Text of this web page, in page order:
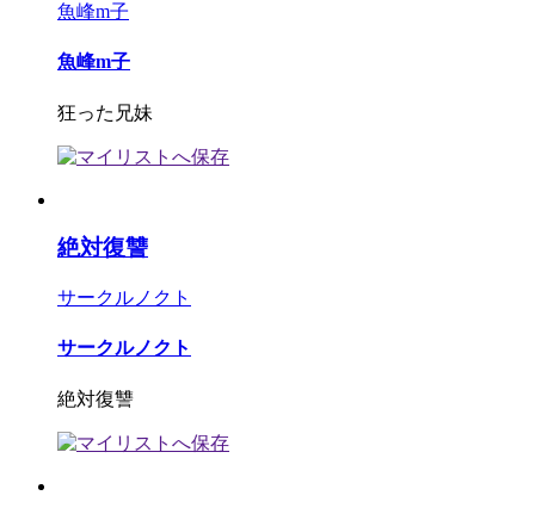
魚峰m子
魚峰m子
狂った兄妹
絶対復讐
サークルノクト
サークルノクト
絶対復讐